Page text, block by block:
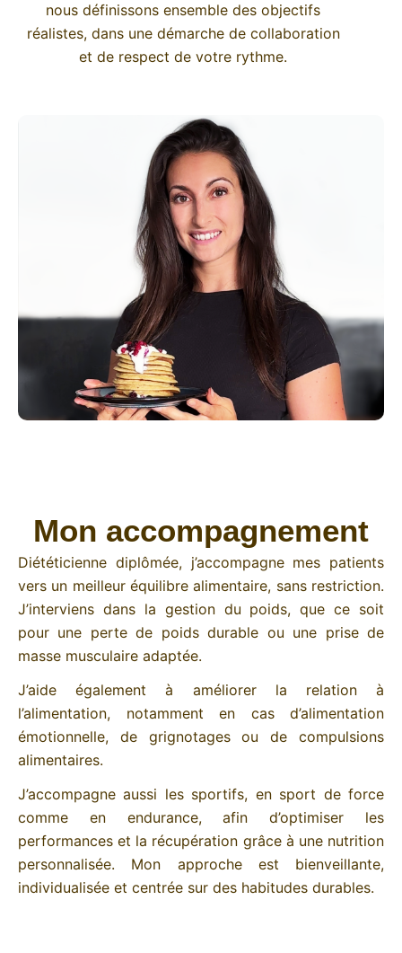
nous définissons ensemble des objectifs
réalistes, dans une démarche de collaboration
et de respect de votre rythme.
Mon accompagnement
Diététicienne diplômée, j’accompagne mes patients
vers un meilleur équilibre alimentaire, sans restriction.
J’interviens dans la gestion du poids, que ce soit
pour une perte de poids durable ou une prise de
masse musculaire adaptée.
J’aide également à améliorer la relation à
l’alimentation, notamment en cas d’alimentation
émotionnelle, de grignotages ou de compulsions
alimentaires.
J’accompagne aussi les sportifs, en sport de force
comme en endurance, afin d’optimiser les
performances et la récupération grâce à une nutrition
personnalisée. Mon approche est bienveillante,
individualisée et centrée sur des habitudes durables.